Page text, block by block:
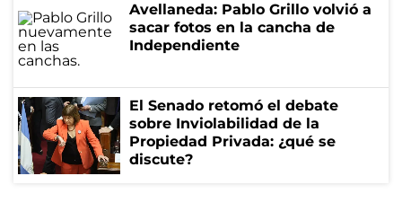
Avellaneda: Pablo Grillo volvió a
sacar fotos en la cancha de
Independiente
El Senado retomó el debate
sobre Inviolabilidad de la
Propiedad Privada: ¿qué se
discute?